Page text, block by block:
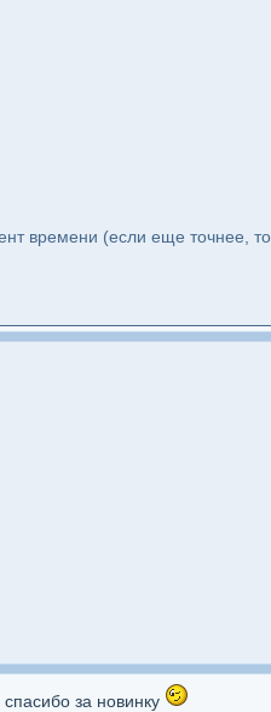
времени (если еще точнее, то
за новинку